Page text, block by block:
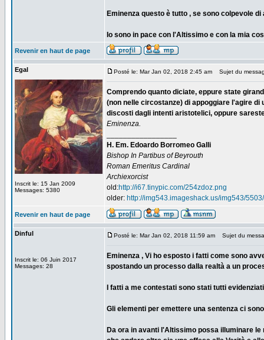
Eminenza questo è tutto , se sono colpevole
Io sono in pace con l'Altissimo e con la mia
Revenir en haut de page
Egal
Inscrit le: 15 Jan 2009
Messages: 5380
Posté le: Mar Jan 02, 2018 2:45 am Sujet du
Comprendo quanto diciate, eppure state
(non nelle circostanze) di appoggiare l'agire
discosti dagli intenti aristotelici, oppure
Eminenza.
H. Em. Edoardo Borromeo Galli
Bishop In Partibus of Beyrouth
Roman Emeritus Cardinal
Archiexorcist
old:http://i67.tinypic.com/254zdoz.png
older: http://img543.imageshack.us/img543/
Revenir en haut de page
Dinful
Inscrit le: 06 Juin 2017
Messages: 28
Posté le: Mar Jan 02, 2018 11:59 am Sujet du
Eminenza , Vi ho esposto i fatti come sono
spostando un processo dalla realtà a un
I fatti a me contestati sono stati tutti
Gli elementi per emettere una sentenza ci
Da ora in avanti l'Altissimo possa illuminare